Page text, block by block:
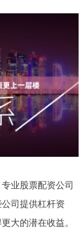
业股票配资公司
司提供杠杆资
大的潜在收益。